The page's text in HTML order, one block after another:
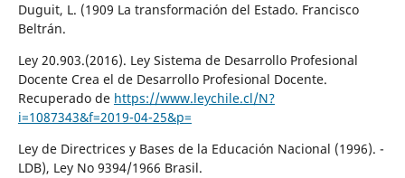
Duguit, L. (1909 La transformación del Estado. Francisco
Beltrán.
Ley 20.903.(2016). Ley Sistema de Desarrollo Profesional
Docente Crea el de Desarrollo Profesional Docente.
Recuperado de https://www.leychile.cl/N?
i=1087343&f=2019-04-25&p=
Ley de Directrices y Bases de la Educación Nacional (1996). -
LDB), Ley No 9394/1966 Brasil.